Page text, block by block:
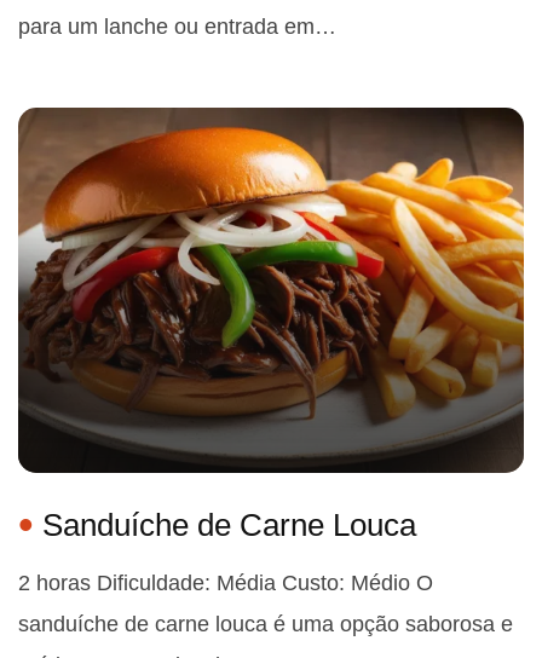
para um lanche ou entrada em…
Sanduíche de Carne Louca
2 horas Dificuldade: Média Custo: Médio O
sanduíche de carne louca é uma opção saborosa e